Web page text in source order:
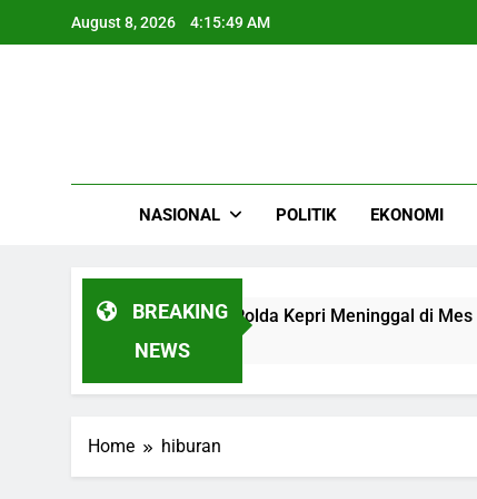
August 8, 2026 4:15:49 AM
NASIONAL POLITIK EKONOMI
BREAKING
NEWS
Anggota Polisi Polda Kepri Meninggal di Mes
Home hiburan